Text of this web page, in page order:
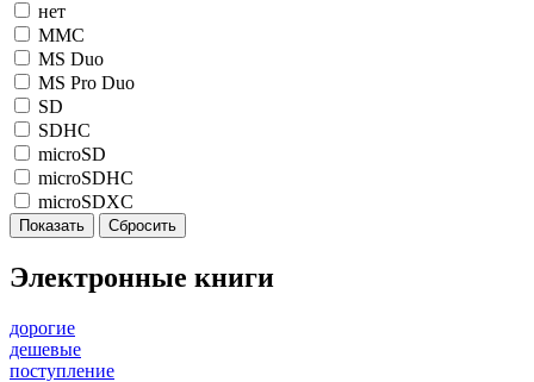
нет
MMC
MS Duo
MS Pro Duo
SD
SDHC
microSD
microSDHC
microSDXC
Электронные книги
дорогие
дешевые
поступление